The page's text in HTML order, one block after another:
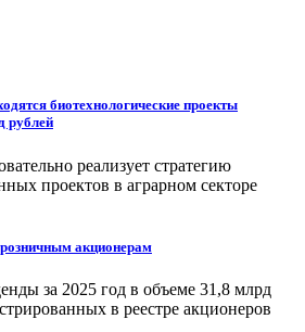
биотехнологические проекты
рублей
реализует стратегию
проектов в аграрном секторе
акционерам
за 2025 год в объеме 31,8 млрд
в реестре акционеров